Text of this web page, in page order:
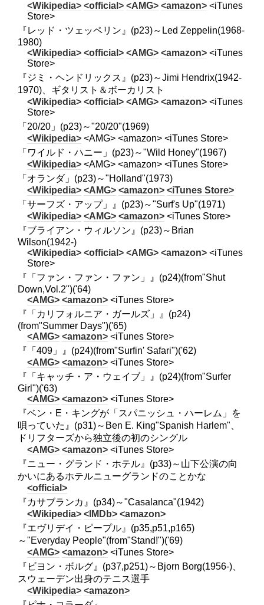
<Wikipedia> <official> <AMG> <amazon> <iTunes
Store>
『レッド・ツェッペリン』(p23)～Led Zeppelin(1968-
1980)
<Wikipedia> <official> <AMG> <amazon> <iTunes
Store>
『ジミ・ヘンドリックス』(p23)～Jimi Hendrix(1942-
1970)、ギタリスト＆ボーカリスト
<Wikipedia> <official> <AMG> <amazon> <iTunes
Store>
「20/20」(p23)～"20/20"(1969)
<Wikipedia> <AMG> <amazon> <iTunes Store>
「ワイルド・ハニー」(p23)～"Wild Honey"(1967)
<Wikipedia> <AMG> <amazon> <iTunes Store>
「オランダ」(p23)～"Holland"(1973)
<Wikipedia> <AMG> <amazon> <iTunes Store>
「サーフズ・アップ」』(p23)～"Surf's Up"(1971)
<Wikipedia> <AMG> <amazon> <iTunes Store>
『ブライアン・ウィルソン』(p23)～Brian
Wilson(1942-)
<Wikipedia> <official> <AMG> <amazon> <iTunes
Store>
『「ファン・ファン・ファン」』(p24)(from"Shut
Down,Vol.2")('64)
<AMG> <amazon> <iTunes Store>
『「カリフォルニア・ガールズ」』(p24)
(from"Summer Days")('65)
<AMG> <amazon> <iTunes Store>
『「409」』(p24)(from"Surfin' Safari")('62)
<AMG> <amazon> <iTunes Store>
『「キャッチ・ア・ウェイブ」』(p24)(from"Surfer
Girl")('63)
<AMG> <amazon> <iTunes Store>
『ベン・E・キングが「スパニッシュ・ハーレム」を
唄っていた』(p31)～Ben E. King"Spanish Harlem"、
ドリフターズから独立後の初のシングル
<AMG> <amazon> <iTunes Store>
『ニュー・グランド・ホテル』(p33)～山下公演の向
かいにあるホテルニューグランドのことかな
<official>
『カサブランカ』(p34)～"Casalanca"(1942)
<Wikipedia> <IMDb> <amazon>
『エヴリデイ・ピープル』(p35,p51,p165)
～"Everyday People"(from"Stand!")('69)
<AMG> <amazon> <iTunes Store>
『ビヨン・ボルグ』(p37,p251)～Bjorn Borg(1956-)、
スウェーデン出身のテニス選手
<Wikipedia> <amazon>